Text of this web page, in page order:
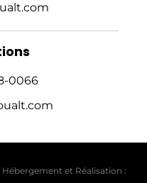
0066
et Réalisation :